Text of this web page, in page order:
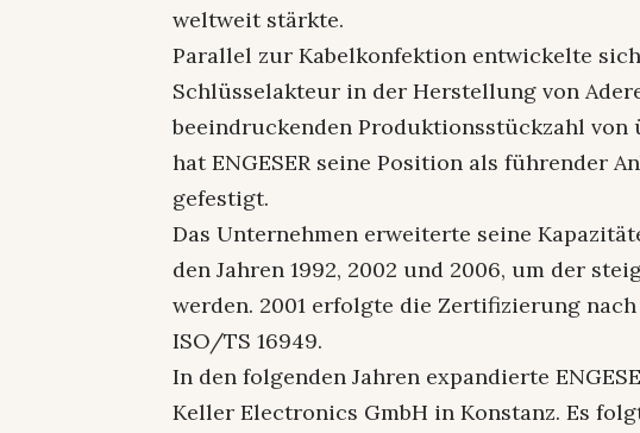
weltweit stärkte.
Parallel zur Kabelkonfektion entwickelte sich
Schlüsselakteur in der Herstellung von
beeindruckenden Produktionsstückzahl
hat ENGESER seine Position als führender
gefestigt.
Das Unternehmen erweiterte seine
den Jahren 1992, 2002 und 2006, um der
werden. 2001 erfolgte die Zertifizierung
ISO/TS 16949.
In den folgenden Jahren expandierte
Keller Electronics GmbH in Konstanz. Es